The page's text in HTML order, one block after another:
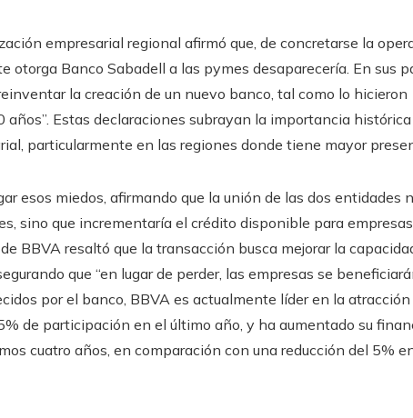
empresarial regional afirmó que, de concretarse la
otorga Banco Sabadell a las pymes desaparecería. En sus
la creación de un nuevo banco, tal como lo hicieron
Estas declaraciones subrayan la importancia histórica
particularmente en las regiones donde tiene mayor
esos miedos, afirmando que la unión de las dos entidades
sino que incrementaría el crédito disponible para
BBVA resaltó que la transacción busca mejorar la
que “en lugar de perder, las empresas se
por el banco, BBVA es actualmente líder en la atracción
de participación en el último año, y ha aumentado su
cuatro años, en comparación con una reducción del 5%